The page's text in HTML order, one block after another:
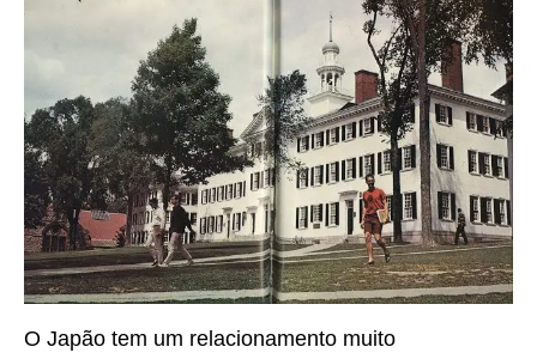
O Japão tem um relacionamento muito